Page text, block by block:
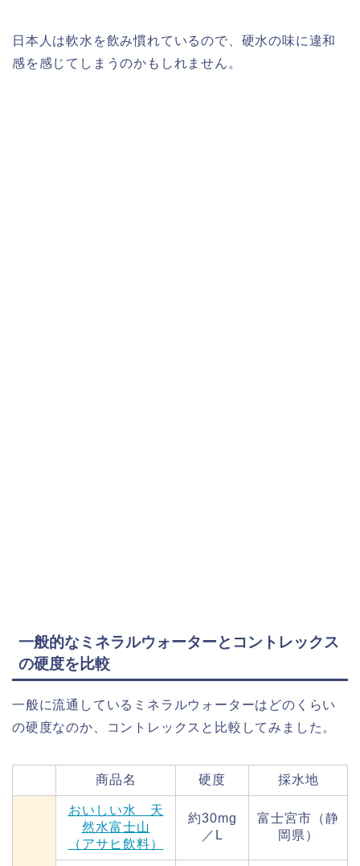
日本人は軟水を飲み慣れているので、硬水の味に違和
感を感じてしまうのかもしれません。
一般的なミネラルウォーターとコントレックス
の硬度を比較
一般に流通しているミネラルウォーターはどのくらい
の硬度なのか、コントレックスと比較してみました。
商品名 硬度 採水地
おいしい水 天
然水富士山
（アサヒ飲料）
約30mg
／L
富士宮市（静
岡県）